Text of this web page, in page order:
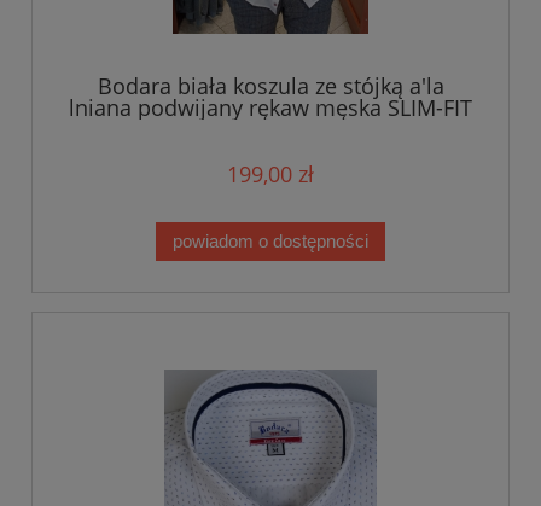
Bodara biała koszula ze stójką a'la
lniana podwijany rękaw męska SLIM-FIT
199,00 zł
powiadom o dostępności